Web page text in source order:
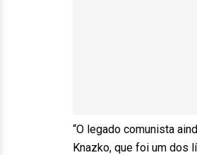
“O legado comunista
Knazko, que foi um dos